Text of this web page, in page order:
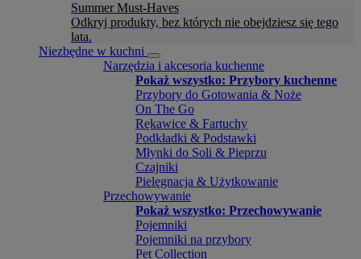
Summer Must-Haves
Odkryj produkty, bez których nie obejdziesz się tego
lata.
Niezbędne w kuchni
Narzędzia i akcesoria kuchenne
Pokaż wszystko: Przybory kuchenne
Przybory do Gotowania & Noże
On The Go
Rękawice & Fartuchy
Podkładki & Podstawki
Młynki do Soli & Pieprzu
Czajniki
Pielęgnacja & Użytkowanie
Przechowywanie
Pokaż wszystko: Przechowywanie
Pojemniki
Pojemniki na przybory
Pet Collection